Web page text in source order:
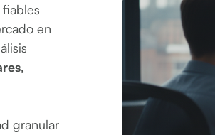
en
granular